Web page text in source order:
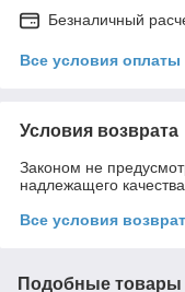
Безналичный
Все условия оплаты
Условия возврата
Законом не
надлежащего качества
Все условия
Подобные товары